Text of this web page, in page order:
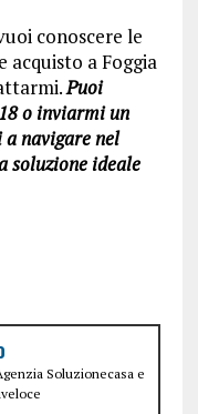
conoscere le
a Foggia
Puoi
o inviarmi un
navigare nel
soluzione ideale
Soluzionecasa e